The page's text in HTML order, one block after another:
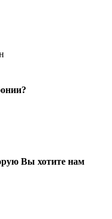
Вы хотите нам